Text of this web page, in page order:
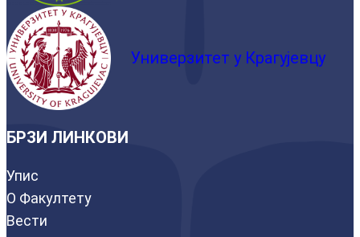
Универзитет у Крагујевцу
БРЗИ ЛИНКОВИ
Упис
О Факултету
Вести